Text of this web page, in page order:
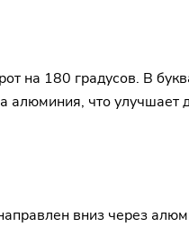
на 180 градусов. В
что улучшает
вниз через